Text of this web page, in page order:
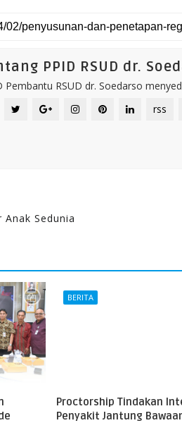
PPID RSUD dr.
Pembantu RSUD dr. Soedarso
rss
Sedunia
BERITA
Proctorship Tindakan
Penyakit Jantung